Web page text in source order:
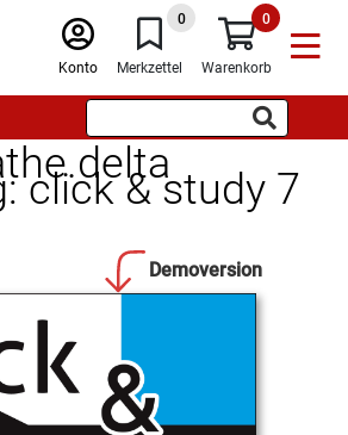
Konto
0
Merkzettel
0
Warenkorb
click & study 7
Demoversion